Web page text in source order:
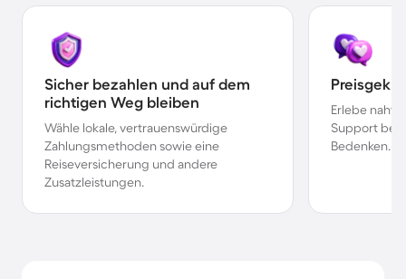
Sicher bezahlen und auf dem
richtigen Weg bleiben
Wähle lokale, vertrauenswürdige
Zahlungsmethoden sowie eine
Reiseversicherung und andere
Zusatzleistungen.
Erlebe
Support bei
Bedenken.